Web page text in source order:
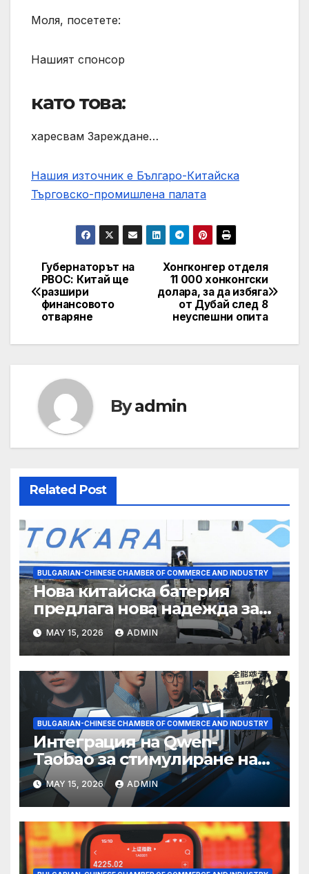
Моля, посетете:
Нашият спонсор
като това:
харесвам Зареждане…
Нашия източник е Българо-Китайска
Търговско-промишлена палaта
Post
navigation
Хонгконгер отделя
11 000 хонконгски
долара, за да избяга
от Дубай след 8
неуспешни опита
Губернаторът на
PBOC: Китай ще
разшири
финансовото
отваряне
Byadmin
Related Post
BULGARIAN-CHINESE CHAMBER OF COMMERCE AND INDUSTRY
Нова китайска батерия
предлага нова надежда за
съхранение на водород
MAY 15, 2026 ADMIN
BULGARIAN-CHINESE CHAMBER OF COMMERCE AND INDUSTRY
Интеграция на Qwen-
Taobao за стимулиране на
пазаруването 618
MAY 15, 2026 ADMIN